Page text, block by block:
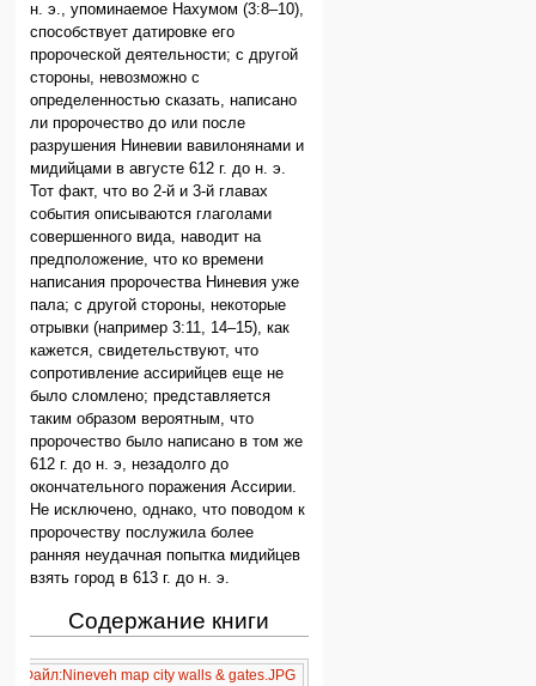
н. э., упоминаемое Нахумом (3:8–10),
способствует датировке его
пророческой деятель­ности; с другой
стороны, невозможно с
определенностью сказать, написано
ли пророчество до или после
разрушения Ниневии вавилонянами и
мидийцами в августе 612 г. до н. э.
Тот факт, что во 2-й и 3-й главах
события описываются глаголами
совершенного вида, наводит на
предположение, что ко времени
написания пророчества Ниневия уже
пала; с другой стороны, некоторые
отрывки (например 3:11, 14–15), как
кажется, свидетельствуют, что
сопротивление ассирийцев еще не
было сломлено; представляется
таким образом вероятным, что
пророчество было написано в том же
612 г. до н. э, незадолго до
окончательного поражения Ассирии.
Не исключено, однако, что поводом к
пророчеству послужила более
ранняя неудачная попытка мидийцев
взять город в 613 г. до н. э.
Содержание книги
Файл:Nineveh map city walls & gates.JPG